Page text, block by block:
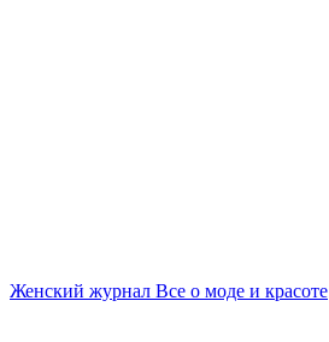
Женский журнал Все о моде и красоте